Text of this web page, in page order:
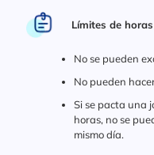
Límites de
No se pueden
No pueden
Si se pacta una
horas, no se
mismo día.